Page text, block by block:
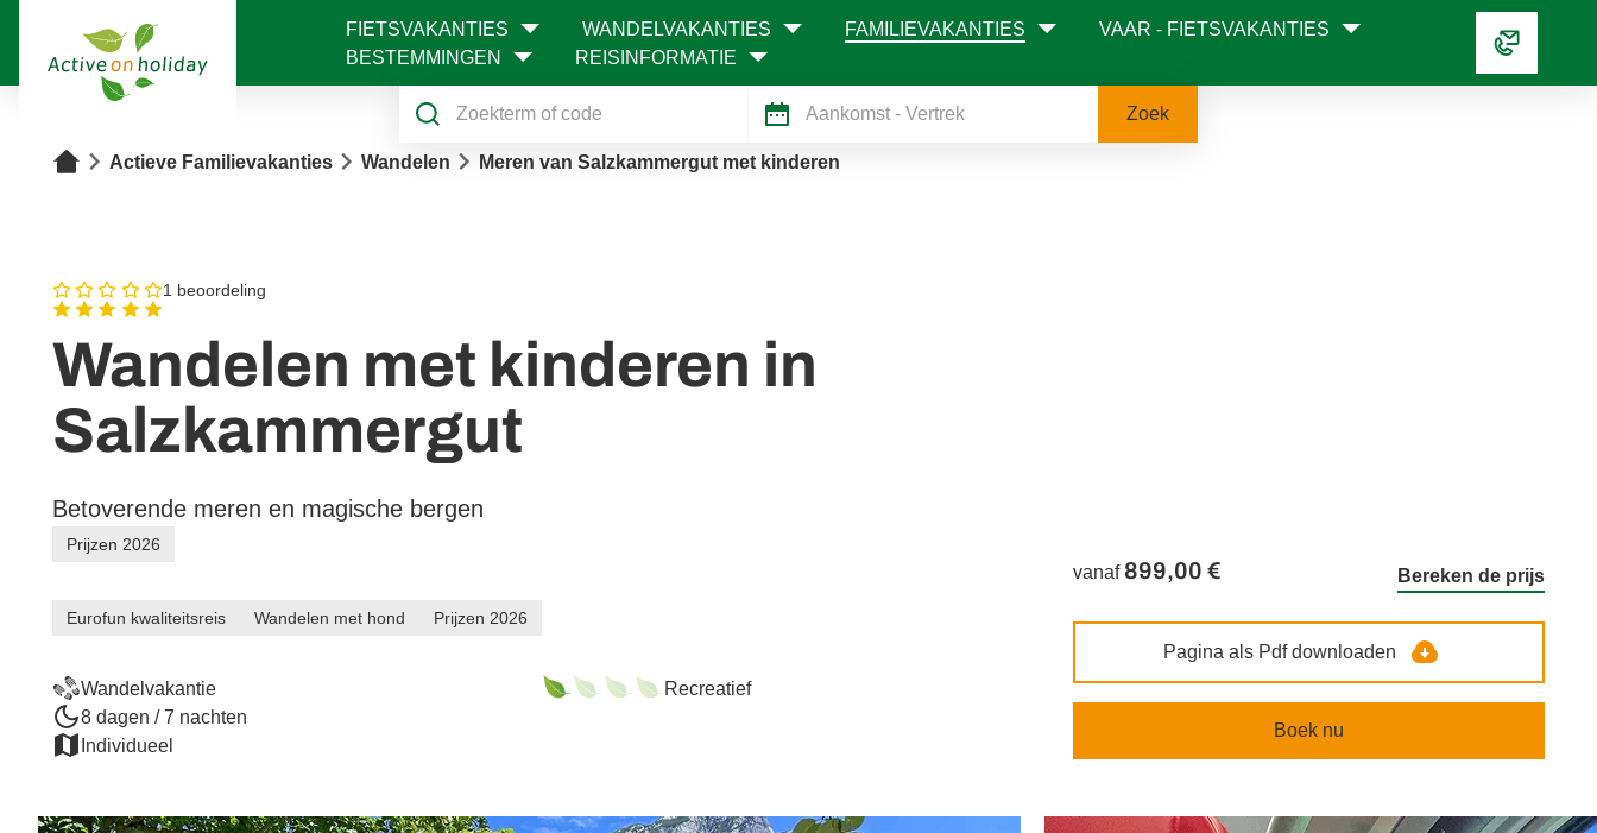
FIETSVAKANTIES WANDELVAKANTIES FAMILIEVAKANTIES
VAAR - FIETSVAKANTIES
BESTEMMINGEN
REISINFORMATIE
Aankomst - Vertrek Zoek
Home Actieve Familievakanties Wandelen Meren van Salzkammergut met kinderen
1 beoordeling
Wandelen met kinderen in
Salzkammergut
Betoverende meren en magische bergen
Prijzen 2026
Wandelvakantie
8 dagen / 7 nachten
Individueel
Eurofun kwaliteitsreis Wandelen met hond Prijzen 2026
Recreatief
vanaf 899,00 € Bereken de prijs
Pagina als Pdf downloaden
Boek nu